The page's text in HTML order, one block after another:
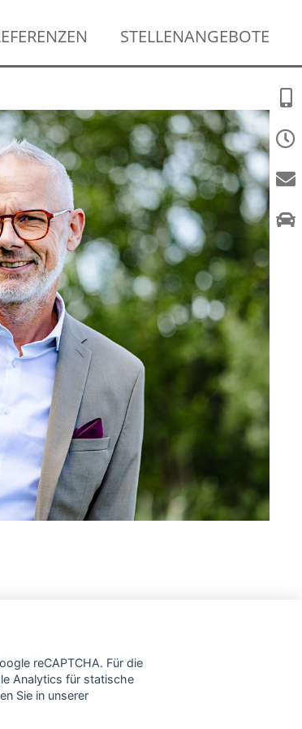
STELLENANGEBOTE
reCAPTCHA. Für die
Analytics für statische
Sie in unserer